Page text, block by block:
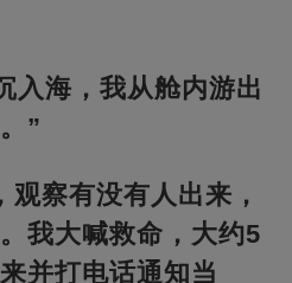
入海，我从舱内游出
”
察有没有人出来，
我大喊救命，大约5
并打电话通知当